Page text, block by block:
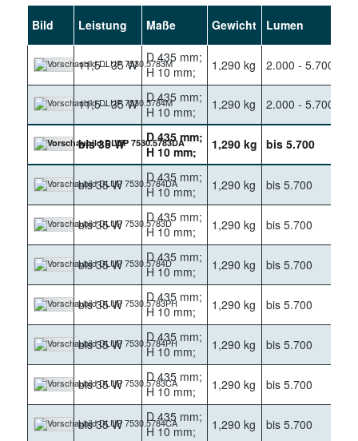
Bild Leistung Maße Gewicht Lumen
11,5 - 35 W
D 435 mm;
H 10 mm;
1,290 kg 2.000 - 5.700
11,5 - 35 W
D 435 mm;
H 10 mm;
1,290 kg 2.000 - 5.700
bis 35 W
D 435 mm;
H 10 mm;
1,290 kg bis 5.700
bis 35 W
D 435 mm;
H 10 mm;
1,290 kg bis 5.700
bis 35 W
D 435 mm;
H 10 mm;
1,290 kg bis 5.700
bis 35 W
D 435 mm;
H 10 mm;
1,290 kg bis 5.700
bis 35 W
D 435 mm;
H 10 mm;
1,290 kg bis 5.700
bis 35 W
D 435 mm;
H 10 mm;
1,290 kg bis 5.700
bis 35 W
D 435 mm;
H 10 mm;
1,290 kg bis 5.700
bis 35 W
D 435 mm;
H 10 mm;
1,290 kg bis 5.700